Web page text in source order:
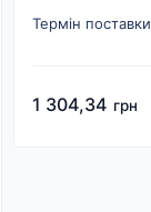
Термін поставки
1 304,34 грн